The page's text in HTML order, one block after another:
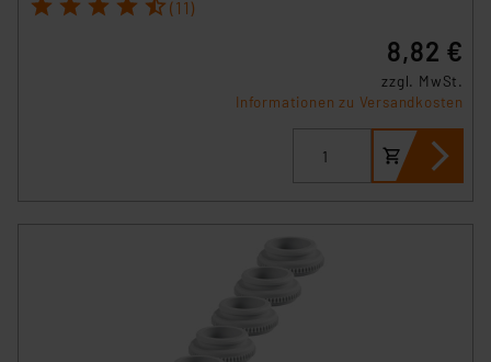
(11)
8,82 €
zzgl. MwSt.
Informationen zu Versandkosten